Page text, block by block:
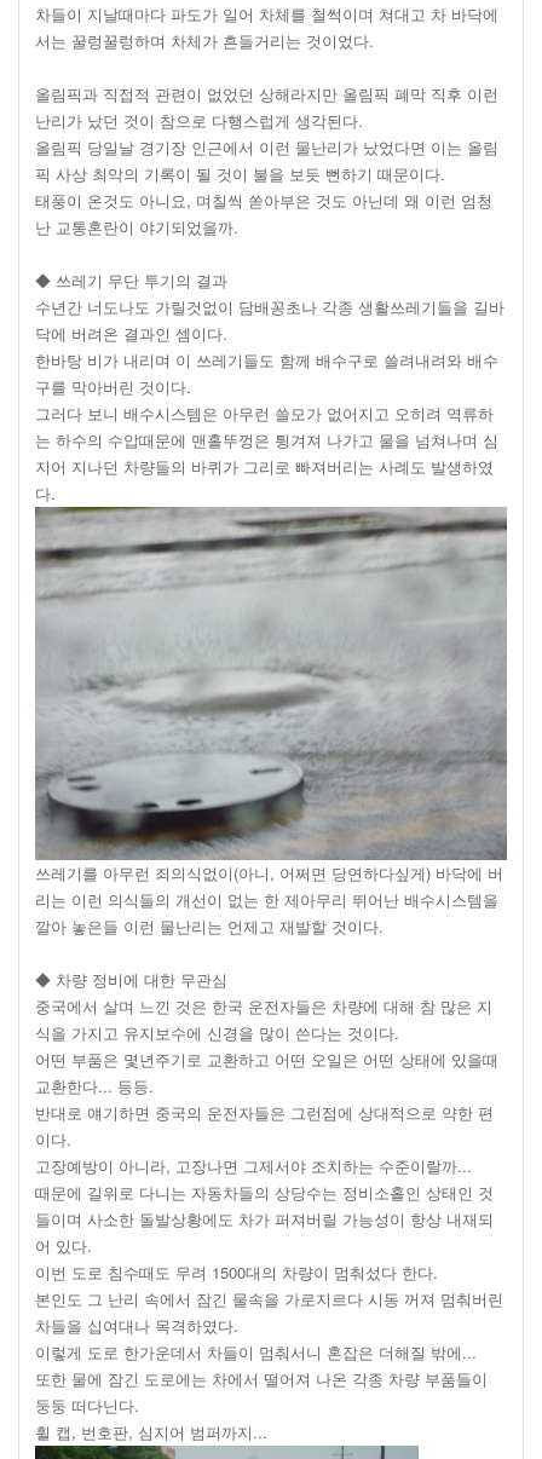
차들이 지날때마다 파도가 일어 차체를 철썩이며 쳐대고 차 바닥에
서는 꿀렁꿀렁하며 차체가 흔들거리는 것이었다.
올림픽과 직접적 관련이 없었던 상해라지만 올림픽 폐막 직후 이런
난리가 났던 것이 참으로 다행스럽게 생각된다.
올림픽 당일날 경기장 인근에서 이런 물난리가 났었다면 이는 올림
픽 사상 최악의 기록이 될 것이 불을 보듯 뻔하기 때문이다.
태풍이 온것도 아니요, 며칠씩 쏟아부은 것도 아닌데 왜 이런 엄청
난 교통혼란이 야기되었을까.
◆ 쓰레기 무단 투기의 결과
수년간 너도나도 가릴것없이 담배꽁초나 각종 생활쓰레기들을 길바
닥에 버려온 결과인 셈이다.
한바탕 비가 내리며 이 쓰레기들도 함께 배수구로 쓸려내려와 배수
구를 막아버린 것이다.
그러다 보니 배수시스템은 아무런 쓸모가 없어지고 오히려 역류하
는 하수의 수압때문에 맨홀뚜껑은 튕겨져 나가고 물을 넘쳐나며 심
지어 지나던 차량들의 바퀴가 그리로 빠져버리는 사례도 발생하였
다.
쓰레기를 아무런 죄의식없이(아니, 어쩌면 당연하다싶게) 바닥에 버
리는 이런 의식들의 개선이 없는 한 제아무리 뛰어난 배수시스템을
깔아 놓은들 이런 물난리는 언제고 재발할 것이다.
◆ 차량 정비에 대한 무관심
중국에서 살며 느낀 것은 한국 운전자들은 차량에 대해 참 많은 지
식을 가지고 유지보수에 신경을 많이 쓴다는 것이다.
어떤 부품은 몇년주기로 교환하고 어떤 오일은 어떤 상태에 있을때
교환한다... 등등.
반대로 얘기하면 중국의 운전자들은 그런점에 상대적으로 약한 편
이다.
고장예방이 아니라, 고장나면 그제서야 조치하는 수준이랄까...
때문에 길위로 다니는 자동차들의 상당수는 정비소홀인 상태인 것
들이며 사소한 돌발상황에도 차가 퍼져버릴 가능성이 항상 내재되
어 있다.
이번 도로 침수때도 무려 1500대의 차량이 멈춰섰다 한다.
본인도 그 난리 속에서 잠긴 물속을 가로지르다 시동 꺼져 멈춰버린
차들을 십여대나 목격하였다.
이렇게 도로 한가운데서 차들이 멈춰서니 혼잡은 더해질 밖에...
또한 물에 잠긴 도로에는 차에서 떨어져 나온 각종 차량 부품들이
둥둥 떠다닌다.
휠 캡, 번호판, 심지어 범퍼까지...